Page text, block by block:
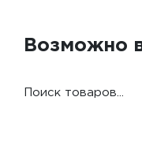
Возможно
Поиск товаров...